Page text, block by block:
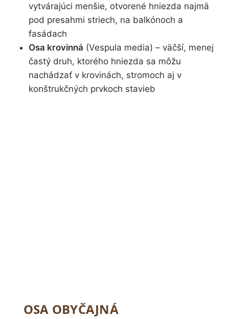
vytvárajúci menšie, otvorené hniezda najmä
pod presahmi striech, na balkónoch a
fasádach
Osa krovinná (Vespula media) – väčší, menej
častý druh, ktorého hniezda sa môžu
nachádzať v krovinách, stromoch aj v
konštrukčných prvkoch stavieb
OSA OBYČAJNÁ